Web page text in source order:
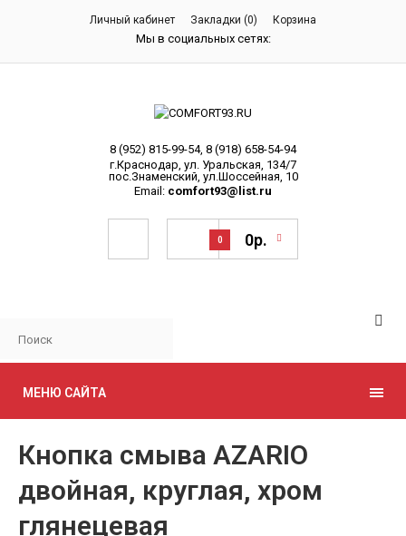
Личный кабинет Закладки (0) Корзина
Мы в социальных сетях:
8 (952) 815-99-54, 8 (918) 658-54-94
г.Краснодар, ул. Уральская, 134/7
пос.Знаменский, ул.Шоссейная, 10
Email: comfort93@list.ru
0 0р.
МЕНЮ САЙТА
Кнопка смыва AZARIO
двойная, круглая, хром
глянецевая